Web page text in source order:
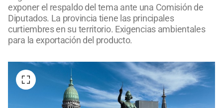
exponer el respaldo del tema ante una Comisión de
Diputados. La provincia tiene las principales
curtiembres en su territorio. Exigencias ambientales
para la exportación del producto.